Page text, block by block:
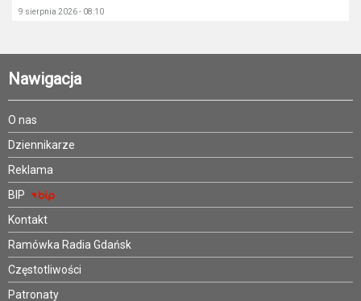
9 sierpnia 2026 - 08:10
Nawigacja
O nas
Dziennikarze
Reklama
BIP
Kontakt
Ramówka Radia Gdańsk
Częstotliwości
Patronaty